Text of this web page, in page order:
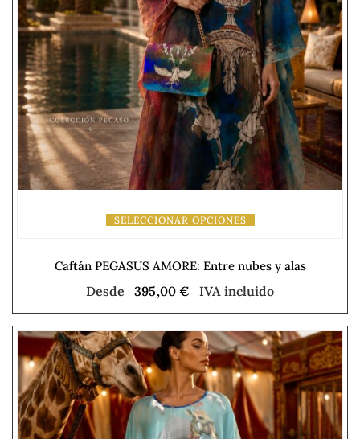
SELECCIONAR OPCIONES
Caftán PEGASUS AMORE: Entre nubes y alas
Desde 395,00 € IVA incluido